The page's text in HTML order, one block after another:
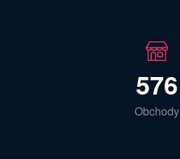
576
Obchody